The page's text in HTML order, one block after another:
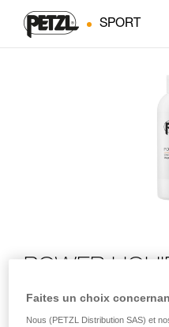
SPORT
Faites un choix
Nous (PETZL Distribution SAS) et